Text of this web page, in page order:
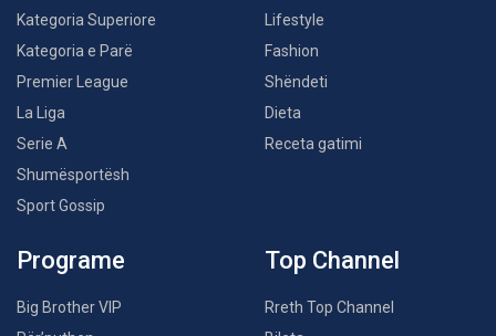
Kategoria Superiore
Kategoria e Parë
Premier League
La Liga
Serie A
Shumësportësh
Sport Gossip
Lifestyle
Fashion
Shëndeti
Dieta
Receta gatimi
Programe
Big Brother VIP
Top Channel
Rreth Top Channel